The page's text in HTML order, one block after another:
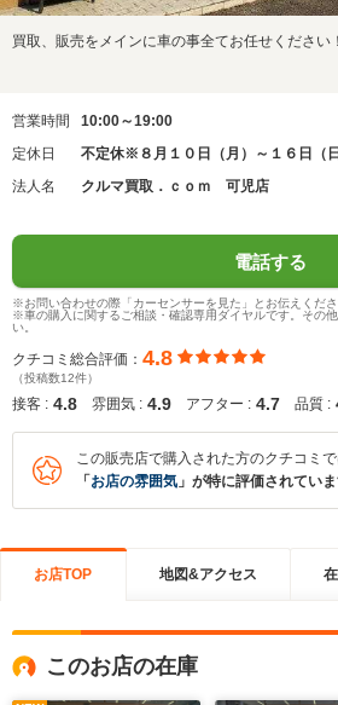
買取、販売をメインに車の事全てお任せくださ
営業時間
10:00～19:00
定休日
不定休※８月１０日（月）～１６日（
法人名
クルマ買取．ｃｏｍ 可児店
電話する
※お問い合わせの際「カーセンサーを見た」とお伝えくださ
※車の購入に関するご相談・確認専用ダイヤルです。その
い。
クチコミ総合評価： 4.8
（投稿数12件）
接客 : 4.8 雰囲気 : 4.9 アフター : 4.7 品質 :
この販売店で購入された方のクチコミ
「 お店の雰囲気 」が特に評価されてい
お店TOP 地図&アクセス
このお店の在庫